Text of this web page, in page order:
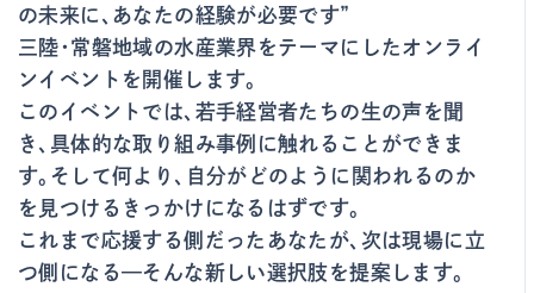
の未来に、あなたの経験が必要です”
三陸・常磐地域の水産業界をテーマにしたオンライ
ンイベントを開催します。
このイベントでは、若手経営者たちの生の声を聞
き、具体的な取り組み事例に触れることができま
す。そして何より、自分がどのように関われるのか
を見つけるきっかけになるはずです。
これまで応援する側だったあなたが、次は現場に立
つ側になる—そんな新しい選択肢を提案します。